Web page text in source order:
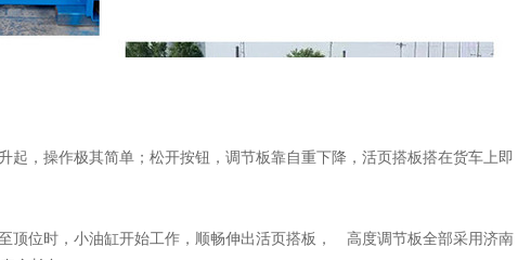
起，操作极其简单；松开按钮，调节板靠自重下降，活页搭板搭在货车上即
顶位时，小油缸开始工作，顺畅伸出活页搭板， 高度调节板全部采用济南